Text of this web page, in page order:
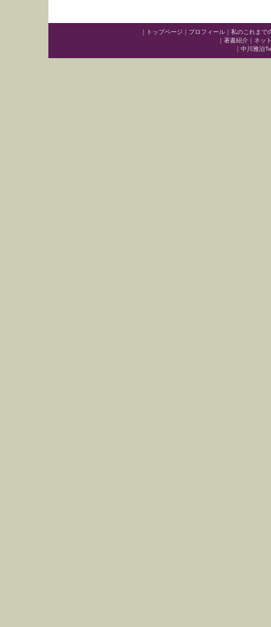
｜ トップページ ｜ プロフィール ｜ 私のこれまで
｜ 著書紹介 ｜ ネッ
｜ 中川雅治